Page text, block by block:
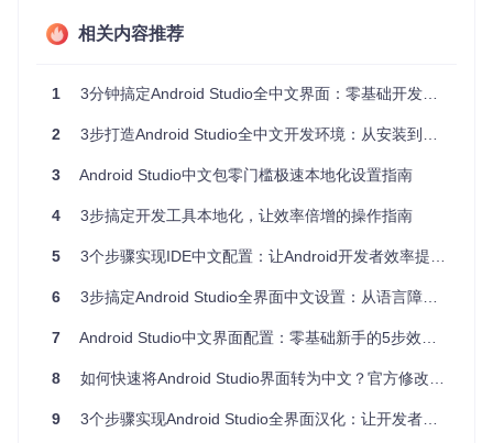
教育培训机构：教师需额外花费20%的课堂时间解释界面术
价值分析：中文界面带来的量化提升
中文界面使常用操作路径识别速度提升60%，菜单查找时间从
平均4.2秒缩短至1.5秒。某移动开发团队实施汉化后，每日节
省的界面操作时间累计可达1.8小时，相当于每月增加45小时
有效开发时间。
间比英文界面组减少38%，操作错误率降低52%。尤其在调试
界面术语中文化使"误操作"事件减少65%，特别是在重构、版
相关内容推荐
1 3分钟搞定Android Studio全中文界面：零基础开发者必备配置指南
2 3步打造Android Studio全中文开发环境：从安装到精通的效率提升指南
3 Android Studio中文包零门槛极速本地化设置指南
4 3步搞定开发工具本地化，让效率倍增的操作指南
5 3个步骤实现IDE中文配置：让Android开发者效率提升40%
6 3步搞定Android Studio全界面中文设置：从语言障碍到高效开发
7 Android Studio中文界面配置：零基础新手的5步效率提升教程
8 如何快速将Android Studio界面转为中文？官方修改版中文语言包完整指南
9 3个步骤实现Android Studio全界面汉化：让开发者效率提升23%